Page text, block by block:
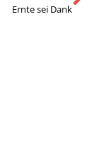
Ernte sei Dank